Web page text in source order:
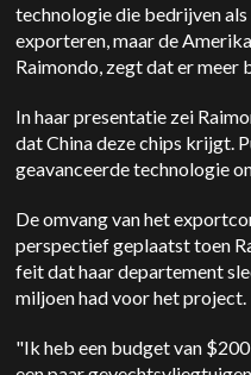
technologie die bedrijven
exporteren, maar de
Raimondo, zegt dat er meer
In haar presentatie zei
dat China deze chips krijgt.
geavanceerde technologie
De omvang van het
perspectief geplaatst toen
feit dat haar departement
miljoen had voor het project.
"Ik heb een budget van